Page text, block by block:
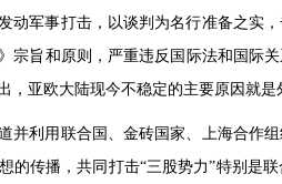
动军事打击，以谈判为名行准备之实
宗旨和原则，严重违反国际法和国际
，亚欧大陆现今不稳定的主要原因就
并利用联合国、金砖国家、上海合作
的传播，共同打击“三股势力”特别是